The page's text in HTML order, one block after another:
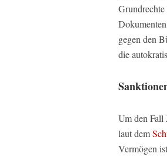
gegen den
die
Um den Fall
laut dem
Vermögen